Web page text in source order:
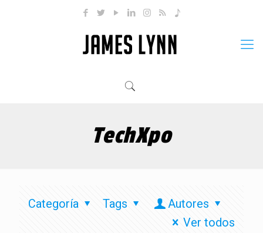
TechXpo
Categoría Tags
Autores
Ver todos